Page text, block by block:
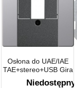
Osłona do UAE/IAE
TAE+stereo+USB Gira
E22
Niedostępny